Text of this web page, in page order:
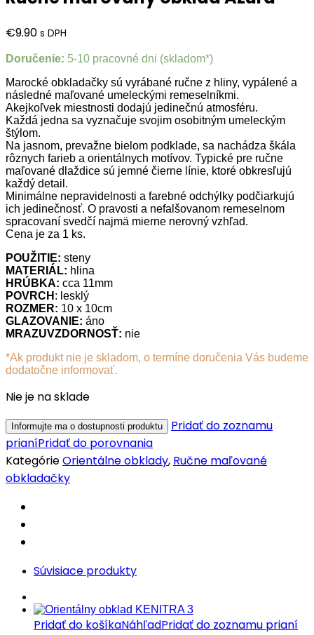
€9.90 s DPH
Doručenie: 5-10 pracovné dni (skladom*)
Marocké obkladačky sú vyrábané ručne z hliny, vypálené a
následné maľované umeleckými remeselníkmi.
Akejkoľvek miestnosti dodajú jedinečnú atmosféru.
Každá jedna sa vyznačuje svojim osobitným umeleckým
štýlom.
Na jasnom, prevažne bielom podklade, sa nachádza škála
rôznych farieb a orientálnych motívov. Typické pre ručne
maľované dlaždice sú jemné čierne línie, ktoré obkresľujú
každý detail.
Minimálne nepravidelnosti a farebné odchýlky podčiarkujú
ich jedinečnosť. O pravosti a nefalšovanom remeselnom
spracovaní svedčí najmä mierne nerovný vzhľad.
Cena je za 1 ks.
POUŽITIE: steny
MATERIÁL: hlina
HRÚBKA: cca 11mm
POVRCH : lesklý
ROZMER: 10 x 10cm
GLAZOVANIE: áno
MRAZUVZDORNOSŤ: nie
*Ak produkt nie je skladom, o termíne doručenia Vás budeme
dodatočne informovať.
Nie je na sklade
Pridať do zoznamu
prianíPridať do porovnania
KategórieOrientálne obklady, Ručne maľované
obkladačky
Súvisiace produkty
Pridať do košíkaNáhľadPridať do zoznamu prianí